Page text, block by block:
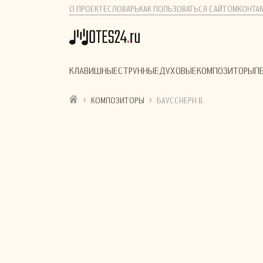
О ПРОЕКТЕСЛОВАРЬ КАК ПОЛЬЗОВАТЬСЯ САЙТОМ
КЛАВИШНЫЕСТРУННЫЕДУХОВЫЕКОМПОЗИТОРЫ
› КОМПОЗИТОРЫ › БАУССНЕРН В.